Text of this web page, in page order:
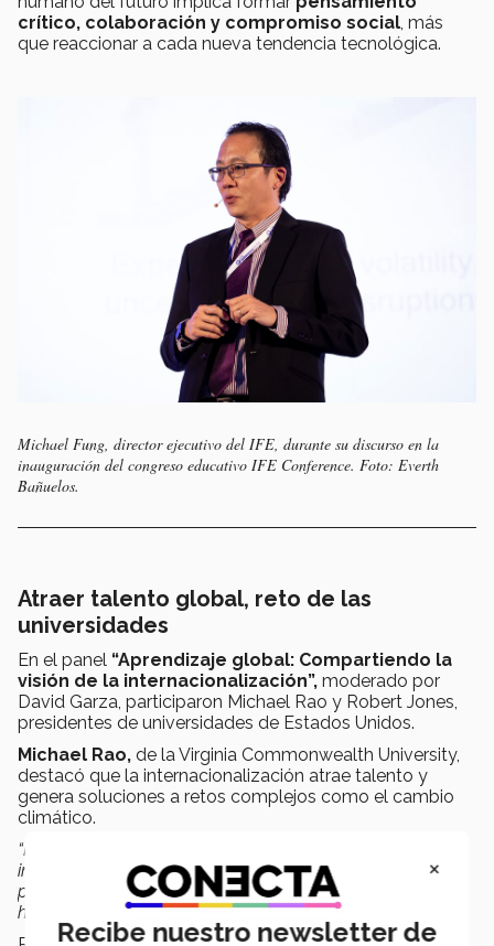
crítico, colaboración y compromiso social, más
que reaccionar a cada nueva tendencia tecnológica.
Michael Fung, director ejecutivo del IFE, durante su discurso en la
inauguración del congreso educativo IFE Conference. Foto: Everth
Bañuelos.
Atraer talento global, reto de las
universidades
En el panel “Aprendizaje global: Compartiendo la
visión de la internacionalización”, moderado por
David Garza, participaron Michael Rao y Robert Jones,
presidentes de universidades de Estados Unidos.
Michael Rao, de la Virginia Commonwealth University,
destacó que la internacionalización atrae talento y
genera soluciones a retos complejos como el cambio
climático.
“Hay que entender que siempre habrá alguien más
inteligente que tú y algunas veces los encontrarás en tu
país, pero con mayor frecuencia, estadísticamente
hablando,
estarán en algún otro lugar del mundo
×
Recibe nuestro newsletter de